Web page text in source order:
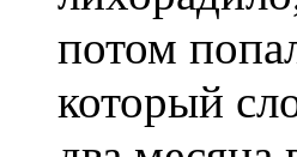
потом
который